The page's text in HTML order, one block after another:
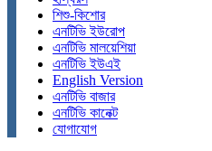
শিশু-কিশোর
এনটিভি ইউরোপ
এনটিভি মালয়েশিয়া
এনটিভি ইউএই
English Version
এনটিভি বাজার
এনটিভি কানেক্ট
যোগাযোগ